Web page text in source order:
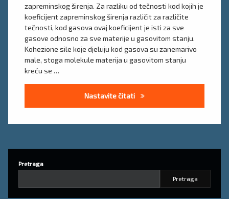
zapreminskog širenja. Za razliku od tečnosti kod kojih je
koeficijent zapreminskog širenja različit za različite
tečnosti, kod gasova ovaj koeficijent je isti za sve
gasove odnosno za sve materije u gasovitom stanju.
Kohezione sile koje djeluju kod gasova su zanemarivo
male, stoga molekule materija u gasovitom stanju
kreću se …
Nastavite čitati Širenje gasova
Pretraga
Pretraga